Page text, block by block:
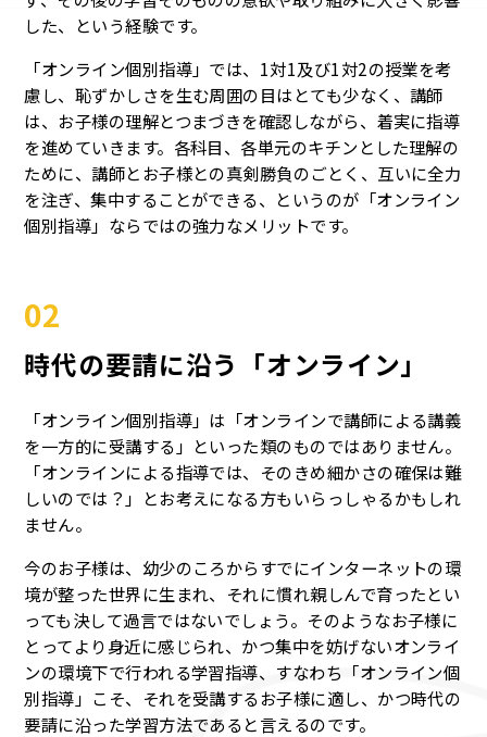
した、という経験です。
「オンライン個別指導」では、1対1及び1対2の授業を考
慮し、恥ずかしさを生む周囲の目はとても少なく、講師
は、お子様の理解とつまづきを確認しながら、着実に指導
を進めていきます。各科目、各単元のキチンとした理解の
ために、講師とお子様との真剣勝負のごとく、互いに全力
を注ぎ、集中することができる、というのが「オンライン
個別指導」ならではの強力なメリットです。
02
時代の要請に沿う「オンライン」
「オンライン個別指導」は「オンラインで講師による講義
を一方的に受講する」といった類のものではありません。
「オンラインによる指導では、そのきめ細かさの確保は難
しいのでは？」とお考えになる方もいらっしゃるかもしれ
ません。
今のお子様は、幼少のころからすでにインターネットの環
境が整った世界に生まれ、それに慣れ親しんで育ったとい
っても決して過言ではないでしょう。そのようなお子様に
とってより身近に感じられ、かつ集中を妨げないオンライ
ンの環境下で行われる学習指導、すなわち「オンライン個
別指導」こそ、それを受講するお子様に適し、かつ時代の
要請に沿った学習方法であると言えるのです。